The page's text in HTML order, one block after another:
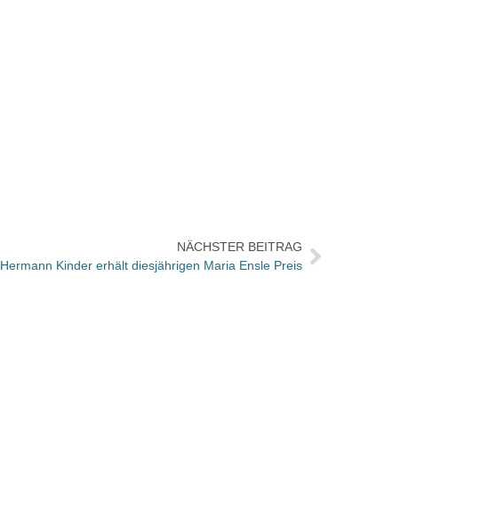
NÄCHSTER BEITRAG
Hermann Kinder erhält diesjährigen Maria Ensle Preis